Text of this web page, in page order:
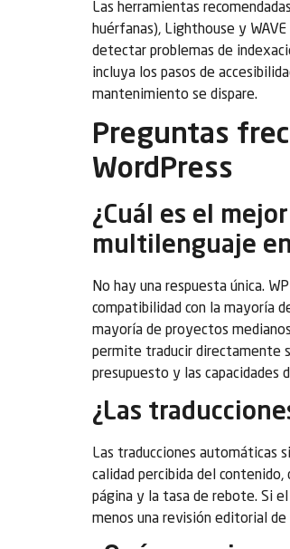
Las herramientas
huérfanas), Lighthouse y
detectar problemas de
incluya los pasos de
mantenimiento se dispare.
Preguntas
WordPress
¿Cuál es el
multilenguaje en
No hay una respuesta única.
compatibilidad con la mayoría
mayoría de proyectos
permite traducir directamente
presupuesto y las capacidades
¿Las
Las traducciones automáticas
calidad percibida del
página y la tasa de rebote. Si
menos una revisión editorial